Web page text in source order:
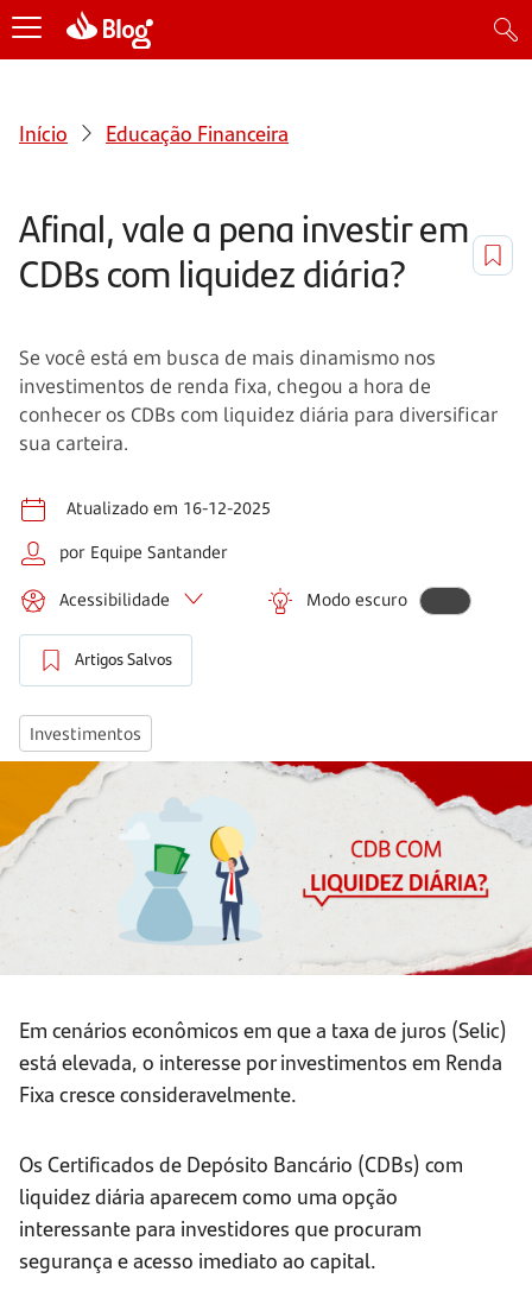
Início Educação Financeira
Afinal, vale a pena investir em
CDBs com liquidez diária?
Se você está em busca de mais dinamismo nos
investimentos de renda fixa, chegou a hora de
conhecer os CDBs com liquidez diária para diversificar
sua carteira.
Atualizado em 16-12-2025
por Equipe Santander
Acessibilidade Modo escuro
Artigos Salvos
Investimentos
Em cenários econômicos em que a taxa de juros (Selic)
está elevada, o interesse por investimentos em Renda
Fixa cresce consideravelmente.
Os Certificados de Depósito Bancário (CDBs) com
liquidez diária aparecem como uma opção
interessante para investidores que procuram
segurança e acesso imediato ao capital.